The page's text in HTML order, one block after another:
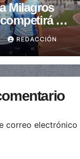
Milagros
en
U20 de
REDACCIÓN
correo electrónico